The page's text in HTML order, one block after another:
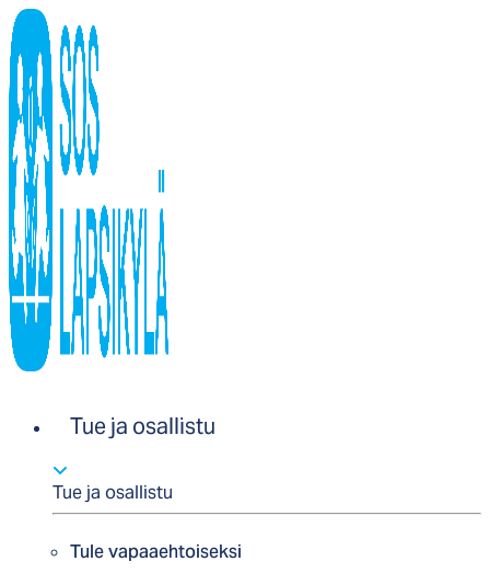
Tue ja osallistu
Tue ja osallistu
Tule vapaaehtoiseksi